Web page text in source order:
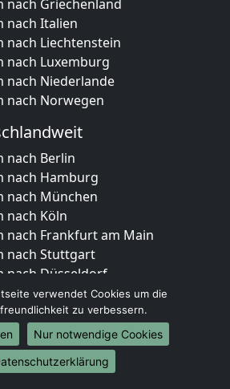
nach Griechenland
nach Italien
nach Liechtenstein
nach Luxemburg
nach Niederlande
nach Norwegen
nach Berlin
nach Hamburg
nach München
nach Köln
nach Frankfurt am Main
nach Stuttgart
nach Düsseldorf
nach Leipzig
nach Dortmund
nach Essen
nach Bremen
nach Dresden
verwendet Cookies um die
zu verbessern.
Nur notwendige Cookies